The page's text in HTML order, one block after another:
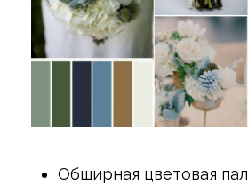
Обширная цветовая